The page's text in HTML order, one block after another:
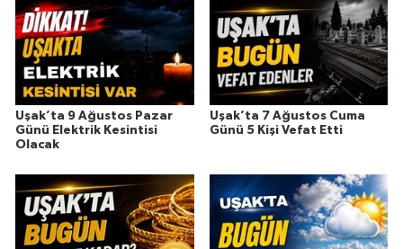
Uşak’ta 9 Ağustos Pazar
Günü Elektrik Kesintisi
Olacak
Uşak’ta 7 Ağustos Cuma
Günü 5 Kişi Vefat Etti